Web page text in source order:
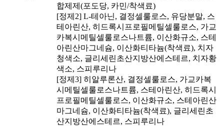
합제제(포도당, 카민/착색료)
[정제2] L-테아닌, 결정셀룰로스, 유당분말, 스
테아린산, 히드록시프로필메틸셀룰로스, 가교
카복시메틸셀룰로스나트륨, 이산화규소, 스테
아린산마그네슘, 이산화티타늄(착색료), 치자
청색소, 글리세린초산지방산에스테르, 치자황
색소, 스피루리나
[정제3] 히알루론산, 결정셀룰로스, 가교카복
시메틸셀룰로스나트륨, 스테아린산, 히드록시
프로필메틸셀룰로스, 이산화규소, 스테아린산
마그네슘, 이산화티타늄(착색료), 글리세린초
산지방산에스테르, 스피루리나